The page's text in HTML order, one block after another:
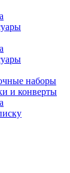
наборы
и конверты